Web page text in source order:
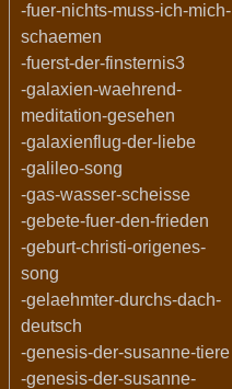
-fuer-nichts-muss-ich-mich-
schaemen
-fuerst-der-finsternis3
-galaxien-waehrend-
meditation-gesehen
-galaxienflug-der-liebe
-galileo-song
-gas-wasser-scheisse
-gebete-fuer-den-frieden
-geburt-christi-origenes-
song
-gelaehmter-durchs-dach-
deutsch
-genesis-der-susanne-tiere
-genesis-der-susanne-